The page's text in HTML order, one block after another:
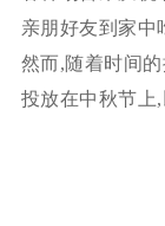
亲朋好友到家中
然而,随着时间
投放在中秋节上